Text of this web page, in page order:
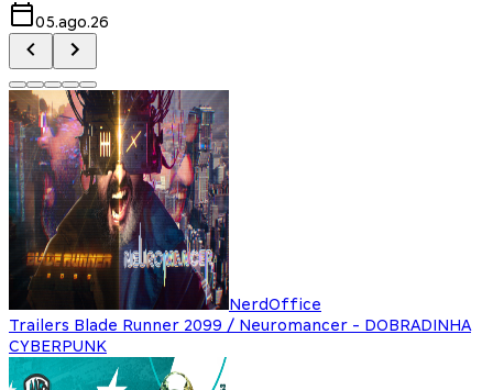
05.ago.26
NerdOffice
Trailers Blade Runner 2099 / Neuromancer - DOBRADINHA
CYBERPUNK